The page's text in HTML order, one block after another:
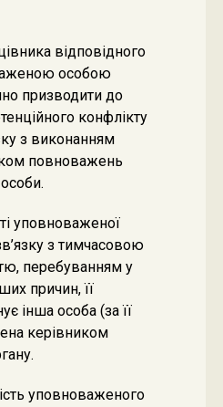
відповідного
особою
призводити до
конфлікту
з виконанням
повноважень
уповноваженої
з тимчасовою
перебуванням у
причин, її
інша особа (за її
керівником
уповноваженого